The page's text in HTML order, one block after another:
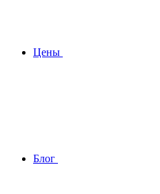
Цены
Блог